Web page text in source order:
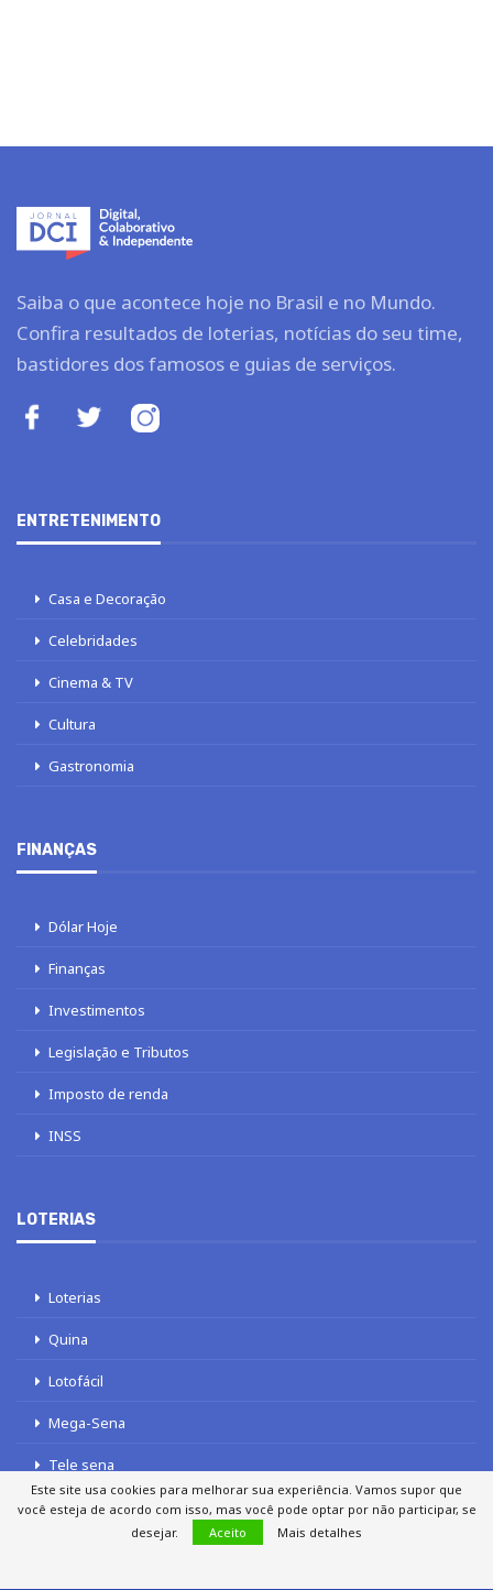
Saiba o que acontece hoje no Brasil e no Mundo.
Confira resultados de loterias, notícias do seu time,
bastidores dos famosos e guias de serviços.
ENTRETENIMENTO
Casa e Decoração
Celebridades
Cinema & TV
Cultura
Gastronomia
FINANÇAS
Dólar Hoje
Finanças
Investimentos
Legislação e Tributos
Imposto de renda
INSS
LOTERIAS
Loterias
Quina
Lotofácil
Mega-Sena
Tele sena
Este site usa cookies para melhorar sua experiência. Vamos supor que
você esteja de acordo com isso, mas você pode optar por não participar, se
desejar.
Aceito Mais detalhes